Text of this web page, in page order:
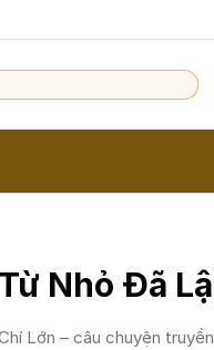
Nhỏ Đã
Lớn – câu chuyện